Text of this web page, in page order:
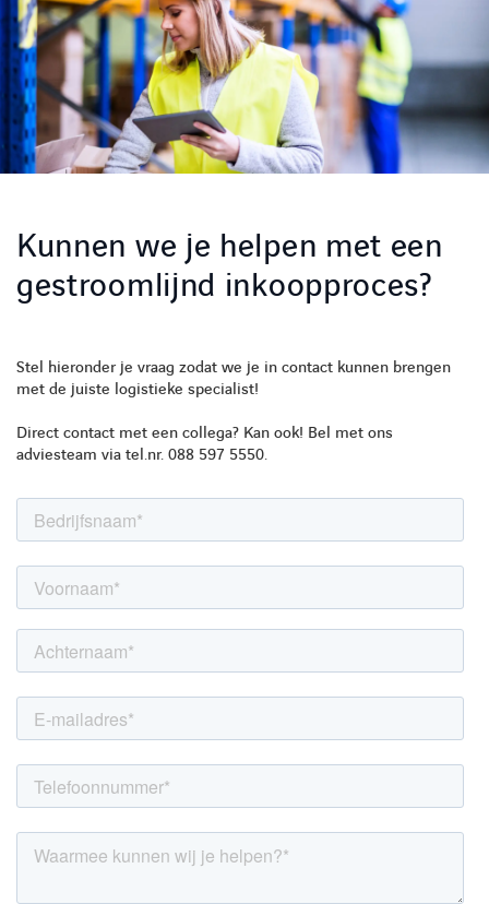
LINKEDINYOUTUBEFACEBOOK
Kunnen we je helpen met een
gestroomlijnd inkoopproces?
Stel hieronder je vraag zodat we je in contact kunnen brengen
met de juiste logistieke specialist!
Direct contact met een collega? Kan ook! Bel met ons
adviesteam via tel.nr. 088 597 5550.